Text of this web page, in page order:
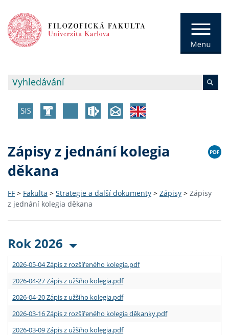
Zápisy z jednání kolegia
děkana
FF > Fakulta > Strategie a další dokumenty > Zápisy > Zápisy
z jednání kolegia děkana
Rok 2026
2026-05-04 Zápis z rozšířeného kolegia.pdf
2026-04-27 Zápis z užšího kolegia.pdf
2026-04-20 Zápis z užšího kolegia.pdf
2026-03-16 Zápis z rozšířeného kolegia děkanky.pdf
2026-03-09 Zápis z užšího kolegia.pdf